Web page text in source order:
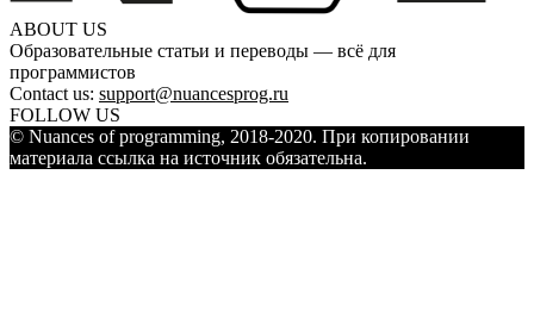
ABOUT US
Образовательные статьи и переводы — всё для
программистов
Contact us: support@nuancesprog.ru
FOLLOW US
© Nuances of programming, 2018-2020. При копировании
материала ссылка на источник обязательна.